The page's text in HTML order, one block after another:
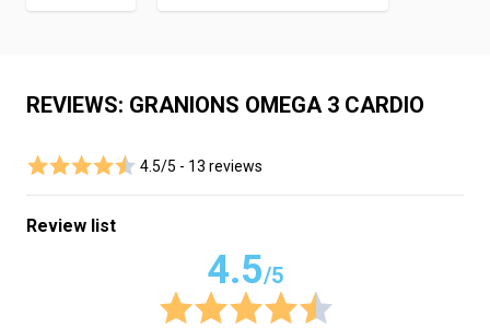
REVIEWS: GRANIONS OMEGA 3 CARDIO
4.5/5 - 13 reviews
Review list
4.5/5